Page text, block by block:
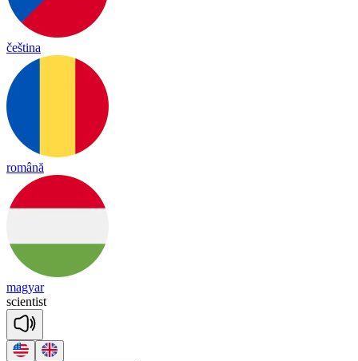
čeština
română
magyar
scientist